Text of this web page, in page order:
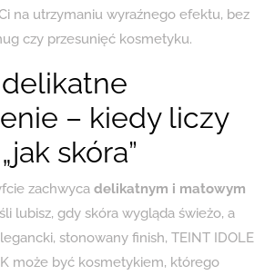
na utrzymaniu wyraźnego efektu, bez
czy przesunięć kosmetyku.
– kiedy liczy
skóra”
zachwyca delikatnym i matowym
lubisz, gdy skóra wygląda świeżo, a
stonowany finish, TEINT IDOLE
może być kosmetykiem, którego